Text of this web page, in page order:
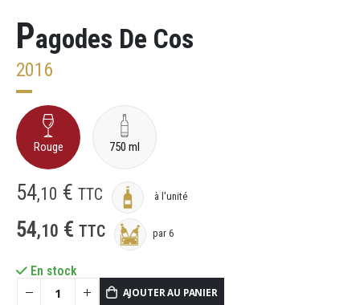
Pagodes De Cos
2016
Rouge 750 ml
54,10 € TTC à l'unité
54,10 € TTC par 6
En stock
AJOUTER AU PANIER